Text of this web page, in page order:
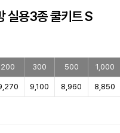
실용3종 쿨키트 S
200
300 500 1,000
9,100 8,960 8,850